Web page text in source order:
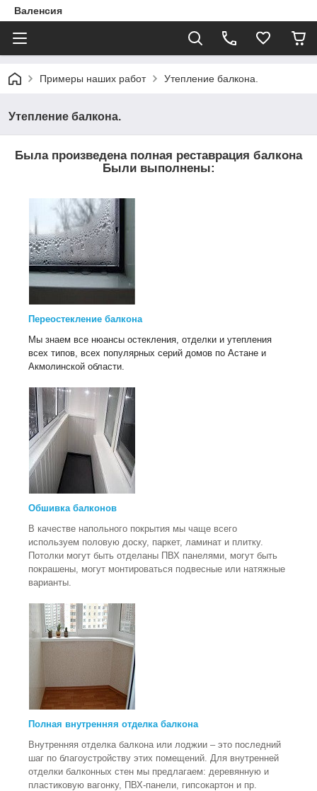
Валенсия
Примеры наших работ Утепление балкона.
Утепление балкона.
Была произведена полная реставрация балкона
Были выполнены:
​Переостекление балкона
Мы знаем все нюансы остекления, отделки и утепления
всех типов, всех популярных серий домов по Астане и
Акмолинской области.
Обшивка балконов
В качестве напольного покрытия мы чаще всего
используем половую доску, паркет, ламинат и плитку.
Потолки могут быть отделаны ПВХ панелями, могут быть
покрашены, могут монтироваться подвесные или натяжные
варианты.
Полная внутренняя отделка балкона
Внутренняя отделка балкона или лоджии – это последний
шаг по благоустройству этих помещений. Для внутренней
отделки балконных стен мы предлагаем: деревянную и
пластиковую вагонку, ПВХ-панели, гипсокартон и пр.